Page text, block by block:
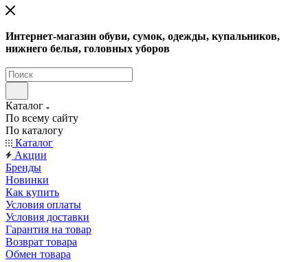
Интернет-магазин обуви, сумок, одежды, купальников,
нижнего белья, головных уборов
Каталог
По всему сайту
По каталогу
Каталог
Акции
Бренды
Новинки
Как купить
Условия оплаты
Условия доставки
Гарантия на товар
Возврат товара
Обмен товара